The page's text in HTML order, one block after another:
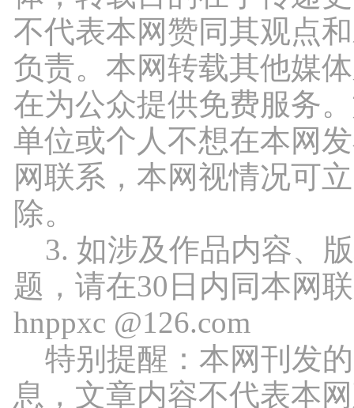
不代表本网赞同其观点
负责。本网转载其他媒
在为公众提供免费服务
单位或个人不想在本网
网联系，本网视情况可
除。
3. 如涉及作品内容、
题，请在30日内同本网
hnppxc @126.com
特别提醒：本网刊发
息，文章内容不代表本